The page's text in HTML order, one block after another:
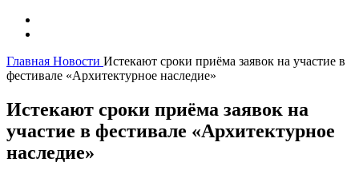
Главная Новости Истекают сроки приёма заявок на участие в
фестивале «Архитектурное наследие»
Истекают сроки приёма заявок на
участие в фестивале «Архитектурное
наследие»